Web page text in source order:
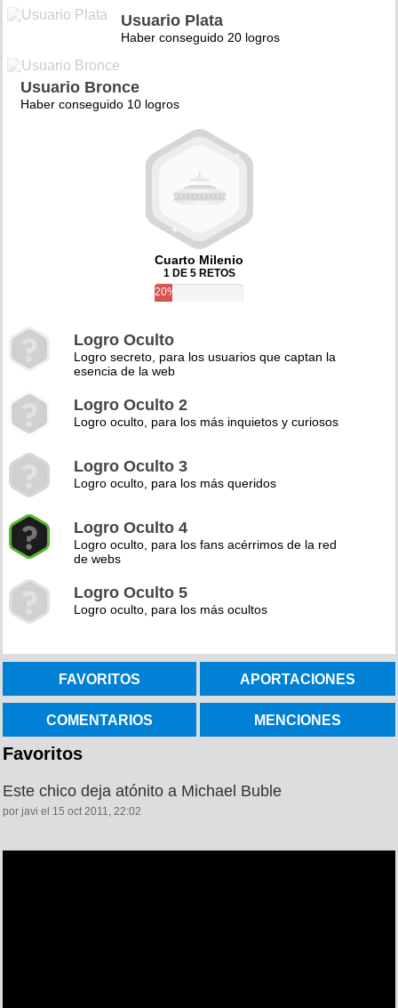
Usuario Plata
Haber conseguido 20 logros
Usuario Bronce
Haber conseguido 10 logros
Cuarto Milenio
1 DE 5 RETOS
20%
Logro Oculto
Logro secreto, para los usuarios que captan la
esencia de la web
Logro Oculto 2
Logro oculto, para los más inquietos y curiosos
Logro Oculto 3
Logro oculto, para los más queridos
Logro Oculto 4
Logro oculto, para los fans acérrimos de la red
de webs
Logro Oculto 5
Logro oculto, para los más ocultos
FAVORITOS APORTACIONES
COMENTARIOS MENCIONES
Favoritos
Este chico deja atónito a Michael Buble
por javi el 15 oct 2011, 22:02